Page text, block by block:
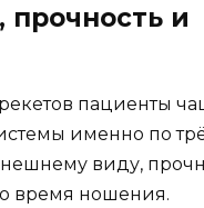
прочность и
пациенты
именно по
виду,
время ношения.